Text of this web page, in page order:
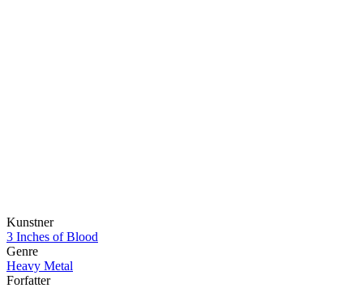
Kunstner
3 Inches of Blood
Genre
Heavy Metal
Forfatter